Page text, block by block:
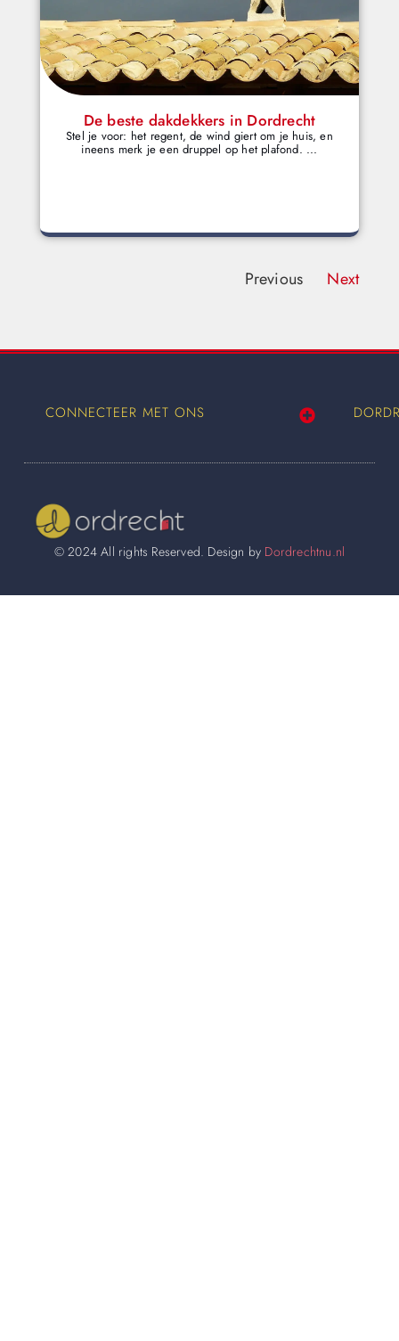
De beste dakdekkers in Dordrecht
Stel je voor: het regent, de wind giert om je huis, en
ineens merk je een druppel op het plafond. ...
Previous Next
CONNECTEER MET ONS
© 2024 All rights Reserved. Design by Dordrechtnu.nl